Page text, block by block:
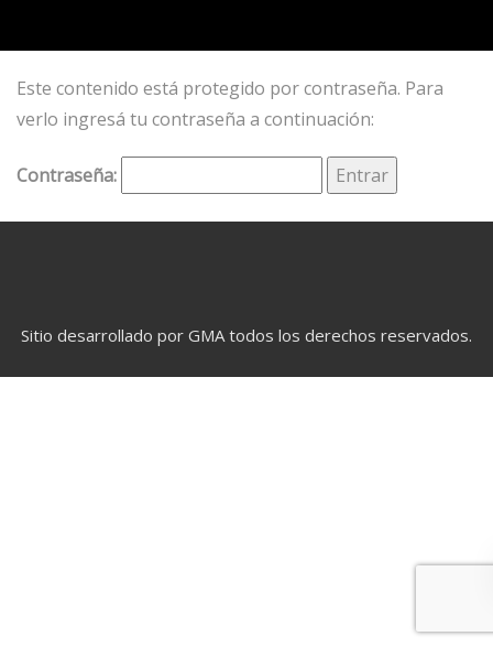
Este contenido está protegido por contraseña. Para
verlo ingresá tu contraseña a continuación:
Contraseña:
Sitio desarrollado por GMA todos los derechos reservados.